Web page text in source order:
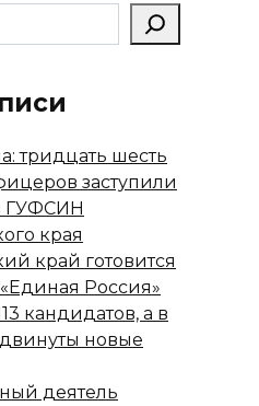
тридцать шесть
заступили
ГУФСИН
края
край готовится
Россия»
кандидатов, а в
новые
деятель